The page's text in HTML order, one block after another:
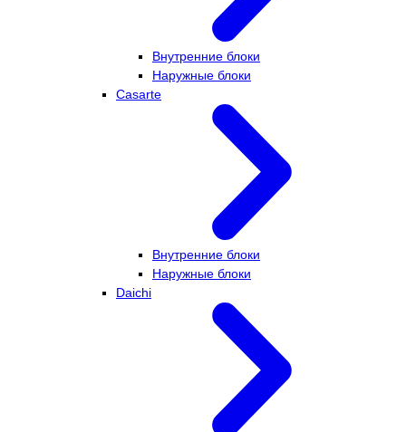
Внутренние блоки
Наружные блоки
Casarte
Внутренние блоки
Наружные блоки
Daichi